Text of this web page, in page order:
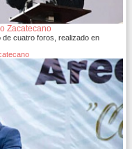
Zacatecano
de cuatro foros, realizado en